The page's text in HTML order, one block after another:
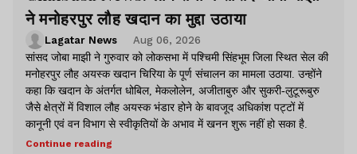
ने मनोहरपुर लौह खदान का मुद्दा उठाया
Lagatar News
Aug 06, 2026
सांसद जोबा माझी ने गुरुवार को लोकसभा में पश्चिमी सिंहभूम जिला स्थित सेल की
मनोहरपुर लौह अयस्क खदान चिरिया के पूर्ण संचालन का मामला उठाया. उन्होंने
कहा कि खदान के अंतर्गत धोबिल, मेकलोलेन, अजीताबुरु और सुकरी-लुटूरूबुरु
जैसे क्षेत्रों में विशाल लौह अयस्क भंडार होने के बावजूद अधिकांश पट्टों में
कानूनी एवं वन विभाग से स्वीकृतियों के अभाव में खनन शुरू नहीं हो सका है.
Continue reading